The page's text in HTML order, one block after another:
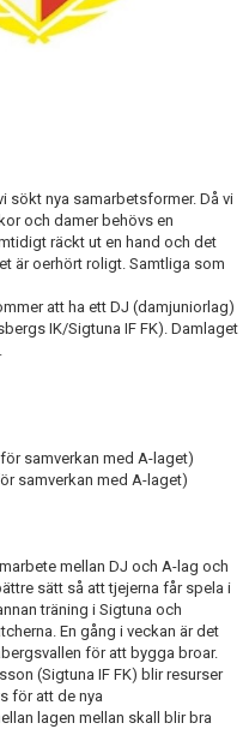
sökt nya samarbetsformer. Då vi
och damer behövs en
räckt ut en hand och det
är oerhört roligt. Samtliga som
att ha ett DJ (damjuniorlag)
IK/Sigtuna IF FK). Damlaget
samverkan med A-laget)
samverkan med A-laget)
mellan DJ och A-lag och
sätt så att tjejerna får spela i
träning i Sigtuna och
En gång i veckan är det
för att bygga broar.
(Sigtuna IF FK) blir resurser
för att de nya
lagen mellan skall blir bra